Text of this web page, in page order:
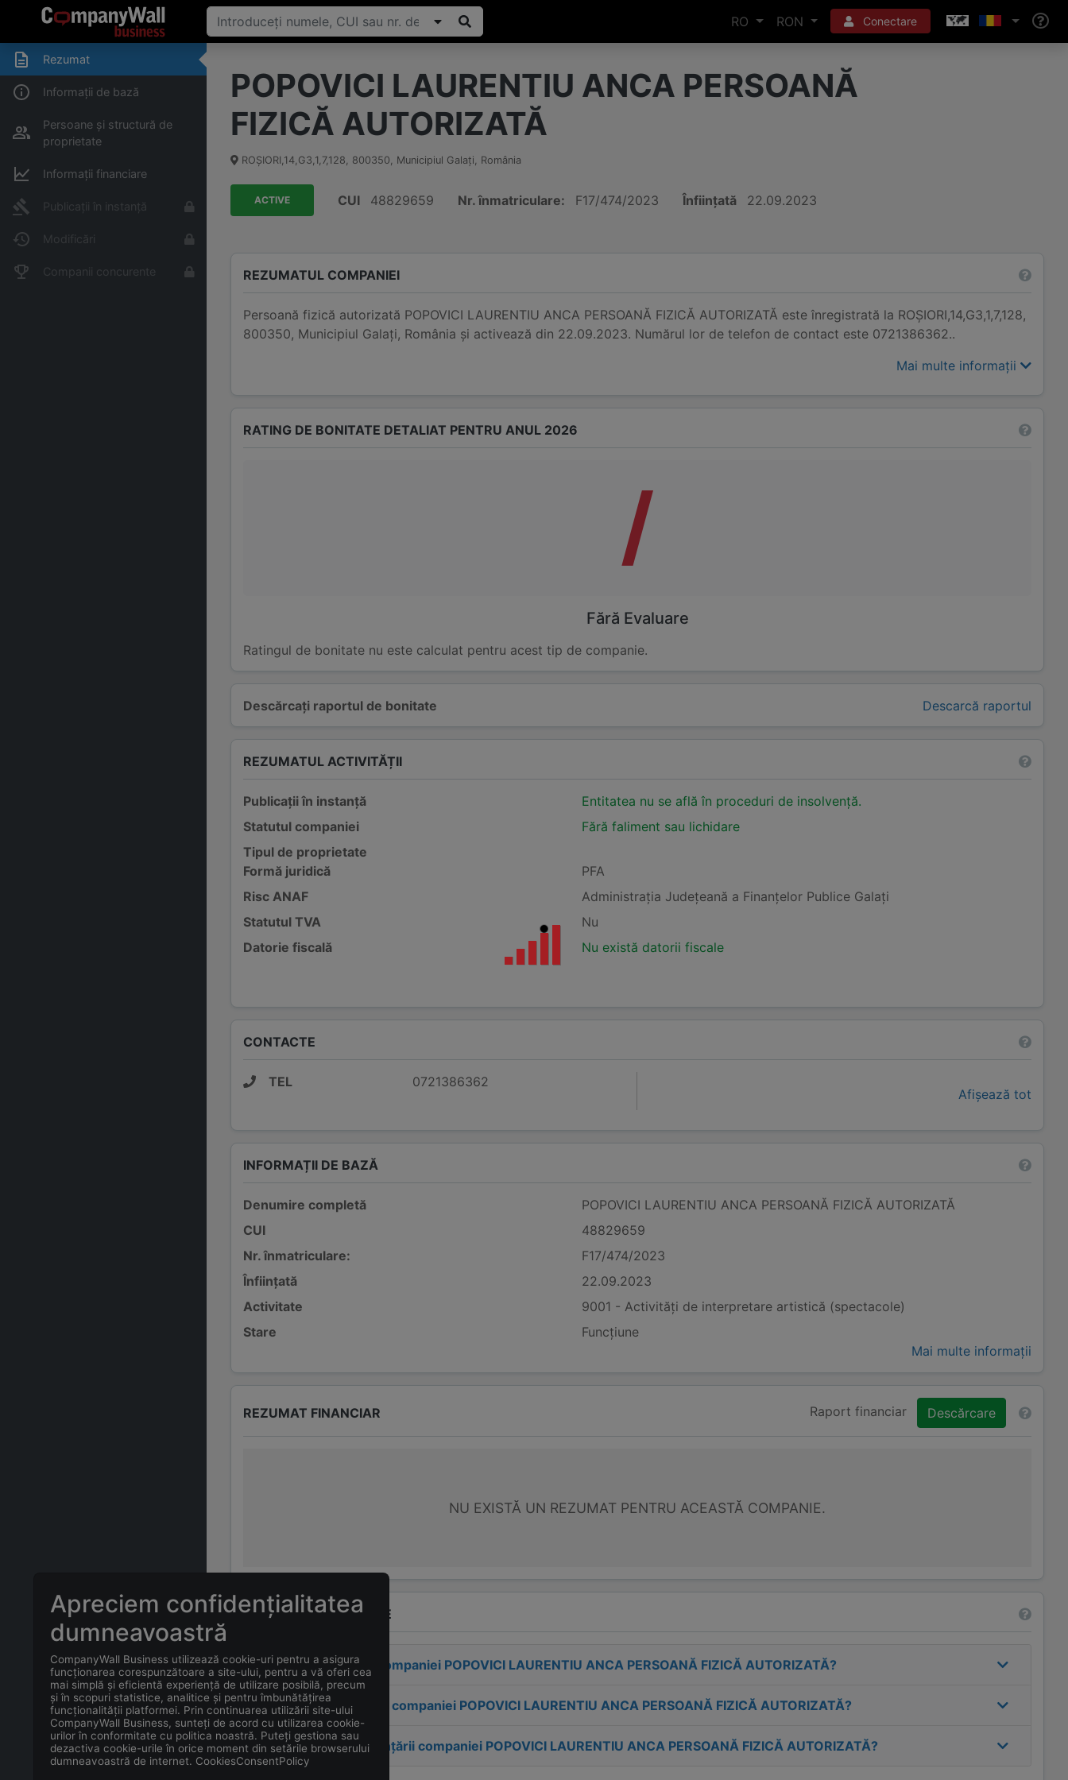
RO RON Conectare
Rezumat
Informații de bază
Persoane și structură de
proprietate
Informații financiare
Publicații în instanță
Modificări
Companii concurente
POPOVICI LAURENTIU ANCA PERSOANĂ
FIZICĂ AUTORIZATĂ
ROŞIORI,14,G3,1,7,128, 800350, Municipiul Galaţi, România
ACTIVE CUI 48829659 Nr. înmatriculare: F17/474/2023 Înființată 22.09.2023
REZUMATUL COMPANIEI
Persoană fizică autorizată POPOVICI LAURENTIU ANCA PERSOANĂ FIZICĂ AUTORIZATĂ este înregistrată la ROŞIORI,14,G3,1,7,128,
800350, Municipiul Galaţi, România și activează din 22.09.2023. Numărul lor de telefon de contact este 0721386362..
Mai multe informații
Descărcați raportul de bonitate Descarcă raportul
RATING DE BONITATE DETALIAT PENTRU ANUL 2026
/
Fără Evaluare
Ratingul de bonitate nu este calculat pentru acest tip de companie.
REZUMATUL ACTIVITĂȚII
Publicații în instanță
Entitatea nu se află în proceduri de insolvență.
Statutul companiei
Fără faliment sau lichidare
Tipul de proprietate
Formă juridică
PFA
Risc ANAF
Administraţia Judeţeană a Finanţelor Publice Galaţi
Statutul TVA
Nu
Datorie fiscală
Nu există datorii fiscale
CONTACTE
TEL
0721386362
Afișează tot
INFORMAȚII DE BAZĂ
Denumire completă
POPOVICI LAURENTIU ANCA PERSOANĂ FIZICĂ AUTORIZATĂ
CUI
48829659
Nr. înmatriculare:
F17/474/2023
Înființată
22.09.2023
Activitate
9001 - Activități de interpretare artistică (spectacole)
Stare
Funcțiune
Mai multe informații
REZUMAT FINANCIAR Raport financiar Descărcare
NU EXISTĂ UN REZUMAT PENTRU ACEASTĂ COMPANIE.
ÎNTREBĂRI FRECVENTE
Care este adresa companiei POPOVICI LAURENTIU ANCA PERSOANĂ FIZICĂ AUTORIZATĂ?
Care este contactul companiei POPOVICI LAURENTIU ANCA PERSOANĂ FIZICĂ AUTORIZATĂ?
Care este data înființării companiei POPOVICI LAURENTIU ANCA PERSOANĂ FIZICĂ AUTORIZATĂ?
Apreciem confidențialitatea
dumneavoastră
CompanyWall Business utilizează cookie-uri pentru a asigura
funcționarea corespunzătoare a site-ului, pentru a vă oferi cea
mai simplă și eficientă experiență de utilizare posibilă, precum
și în scopuri statistice, analitice și pentru îmbunătățirea
funcționalității platformei. Prin continuarea utilizării site-ului
CompanyWall Business, sunteți de acord cu utilizarea cookie-
urilor în conformitate cu politica noastră. Puteți gestiona sau
dezactiva cookie-urile în orice moment din setările browserului
dumneavoastră de internet. CookiesConsentPolicy